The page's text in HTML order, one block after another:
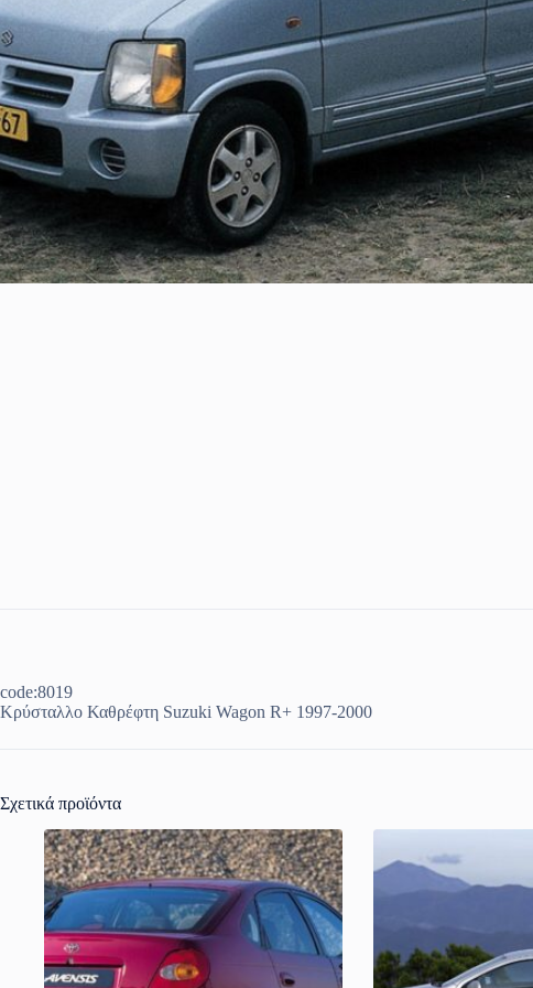
code:8019
Κρύσταλλο Καθρέφτη Suzuki Wagon R+ 1997-2000
Σχετικά προϊόντα